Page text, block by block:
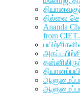
தில்லை
Ananda
from CIET..